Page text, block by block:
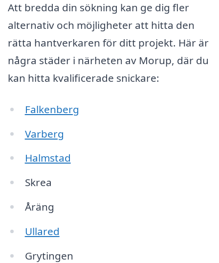
Att bredda din sökning kan ge dig fler
alternativ och möjligheter att hitta den
rätta hantverkaren för ditt projekt. Här är
några städer i närheten av Morup, där du
kan hitta kvalificerade snickare:
Falkenberg
Varberg
Halmstad
Skrea
Åräng
Ullared
Grytingen